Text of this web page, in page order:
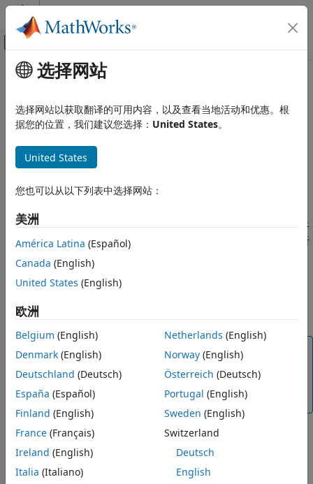
跳到内容
画布外导航菜单切换
文档主页
Simulink Design Verifier
子系统和引用模型测试
Simulink Design Verifier
分析 Stateflow 原子子图
本页内容
使用 Simulink Design Verifier 分析原子子
主要内容
本页采用了机器翻译。点击此处可查看最新英文版本。
分析Stateflow原子子图
在 Stateflow 图中，
和模型中重用相同的状态或子图。您可以使用
含该图的模型。
如果您在分析大型模型时遇到问题，那么在受控环境中分析原子子
图会有所帮助。如自下而上的模型分析方法
中所述，通过单独分析
解决减慢或阻止测试生成、属性证明或设计错误检测的问题。
注意
有关原子子图的更多信息，请参阅 Create Reusable
Subcomponents by Using Atomic Subcharts
(Stateflow)
使用Simulink Design Verifier分析原子子图
sf_atomic_sensor_pair
示例模型使用原子子图对冗余传感器对进
行建模。本例分析
RedundantSensors
选择网站
选择网站以获取翻译的可用内容，以及查看当地活动和优惠。根
据您的位置，我们建议您选择： United States。
United States
您也可以从以下列表中选择网站：
美洲
América Latina (Español)
Canada (English)
United States (English)
欧洲
Belgium (English)
Denmark (English)
Deutschland (Deutsch)
España (Español)
Finland (English)
France (Français)
Ireland (English)
Italia (Italiano)
Netherlands (English)
Norway(English)
Österreich (Deutsch)
Portugal (English)
Sweden (English)
Switzerland
Deutsch
English